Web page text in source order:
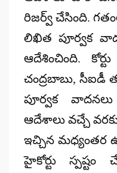
రిజర్వ్ చేసింది.
లిఖిత పూర్వక
ఆదేశించింది.
చంద్రబాబు, సీఐడీ
పూర్వక
ఆదేశాలు వచ్చే
ఇచ్చిన మధ్యంతర
హైకోర్టు స్పష్టం